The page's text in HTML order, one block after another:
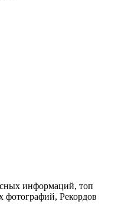
информаций, топ
фотографий, Рекордов